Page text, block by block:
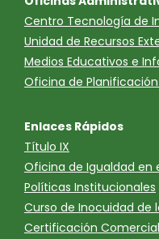
Centro Tecnología de
Unidad de Recursos
Medios Educativos e
Oficina de
Enlaces Rápidos
Título IX
Oficina de Igualdad en
Políticas Institucionales
Curso de Inocuidad de
Certificación